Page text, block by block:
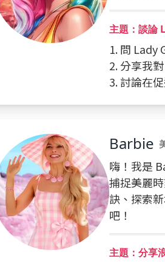
主題：談論
1. 問 Lady
2. 分享我
3. 討論在
Barbie
嗨！我是
捕捉美麗
訣、探索
吧！
主題：分享